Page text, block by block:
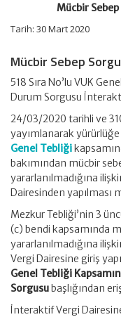
Mücbir
Tarih: 30 Mart 2020
Mücbir Sebep
518 Sıra No’lu VUK
Durum Sorgusu
24/03/2020 tarihli ve
yayımlanarak
Genel Tebliği
bakımından mücbir
yararlanılmadığına
Dairesinden yapılması
Mezkur Tebliği’nin 3
(c) bendi kapsamında
yararlanılmadığına
Vergi Dairesine giriş
Genel Tebliği
Sorgusubaşlığından
İnteraktif Vergi